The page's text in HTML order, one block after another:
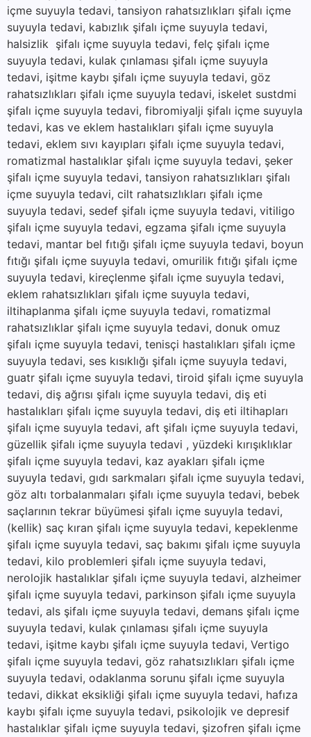
içme suyuyla tedavi, tansiyon rahatsızlıkları şifalı içme
suyuyla tedavi, kabızlık şifalı içme suyuyla tedavi,
halsizlik şifalı içme suyuyla tedavi, felç şifalı içme
suyuyla tedavi, kulak çınlaması şifalı içme suyuyla
tedavi, işitme kaybı şifalı içme suyuyla tedavi, göz
rahatsızlıkları şifalı içme suyuyla tedavi, iskelet sustdmi
şifalı içme suyuyla tedavi, fibromiyalji şifalı içme suyuyla
tedavi, kas ve eklem hastalıkları şifalı içme suyuyla
tedavi, eklem sıvı kayıpları şifalı içme suyuyla tedavi,
romatizmal hastalıklar şifalı içme suyuyla tedavi, şeker
şifalı içme suyuyla tedavi, tansiyon rahatsızlıkları şifalı
içme suyuyla tedavi, cilt rahatsızlıkları şifalı içme
suyuyla tedavi, sedef şifalı içme suyuyla tedavi, vitiligo
şifalı içme suyuyla tedavi, egzama şifalı içme suyuyla
tedavi, mantar bel fıtığı şifalı içme suyuyla tedavi, boyun
fıtığı şifalı içme suyuyla tedavi, omurilik fıtığı şifalı içme
suyuyla tedavi, kireçlenme şifalı içme suyuyla tedavi,
eklem rahatsızlıkları şifalı içme suyuyla tedavi,
iltihaplanma şifalı içme suyuyla tedavi, romatizmal
rahatsızlıklar şifalı içme suyuyla tedavi, donuk omuz
şifalı içme suyuyla tedavi, tenisçi hastalıkları şifalı içme
suyuyla tedavi, ses kısıklığı şifalı içme suyuyla tedavi,
guatr şifalı içme suyuyla tedavi, tiroid şifalı içme suyuyla
tedavi, diş ağrısı şifalı içme suyuyla tedavi, diş eti
hastalıkları şifalı içme suyuyla tedavi, diş eti iltihapları
şifalı içme suyuyla tedavi, aft şifalı içme suyuyla tedavi,
güzellik şifalı içme suyuyla tedavi , yüzdeki kırışıklıklar
şifalı içme suyuyla tedavi, kaz ayakları şifalı içme
suyuyla tedavi, gıdı sarkmaları şifalı içme suyuyla tedavi,
göz altı torbalanmaları şifalı içme suyuyla tedavi, bebek
saçlarının tekrar büyümesi şifalı içme suyuyla tedavi,
(kellik) saç kıran şifalı içme suyuyla tedavi, kepeklenme
şifalı içme suyuyla tedavi, saç bakımı şifalı içme suyuyla
tedavi, kilo problemleri şifalı içme suyuyla tedavi,
nerolojik hastalıklar şifalı içme suyuyla tedavi, alzheimer
şifalı içme suyuyla tedavi, parkinson şifalı içme suyuyla
tedavi, als şifalı içme suyuyla tedavi, demans şifalı içme
suyuyla tedavi, kulak çınlaması şifalı içme suyuyla
tedavi, işitme kaybı şifalı içme suyuyla tedavi, Vertigo
şifalı içme suyuyla tedavi, göz rahatsızlıkları şifalı içme
suyuyla tedavi, odaklanma sorunu şifalı içme suyuyla
tedavi, dikkat eksikliği şifalı içme suyuyla tedavi, hafıza
kaybı şifalı içme suyuyla tedavi, psikolojik ve depresif
hastalıklar şifalı içme suyuyla tedavi, şizofren şifalı içme